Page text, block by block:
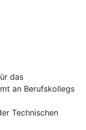
das
an Berufskollegs
Technischen